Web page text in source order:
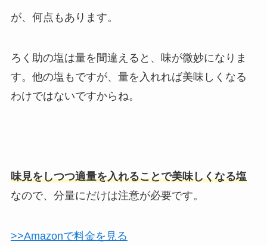
が、何点もあります。
ろく助の塩は量を間違えると、味が微妙になりま
す。他の塩もですが、量を入れれば美味しくなる
わけではないですからね。
味見をしつつ適量を入れることで美味しくなる塩
なので、分量にだけは注意が必要です。
>>Amazonで料金を見る